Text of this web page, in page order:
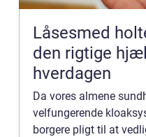
Låsesmed holte sådan vælger
den rigtige
hverdagen
Da vores almene
velfungerende
borgere pligt til at